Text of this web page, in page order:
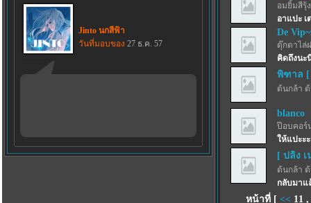
Jinto นกสีฟ้า
วันที่มอบของ 27 ธ.ค. 57
อมยิ้มสีรุ้ง
อาแปะ เ
De
ตุ๊กตาไล่
คิดถึงนะ
พิฑาล [
ต้นกล้า
blanco
ป๊อบคอร์
ให้แปะะะ
[ ปลิง เ
ต้นกล้า
กลับมาแ
หน้าที่ [ << 11,